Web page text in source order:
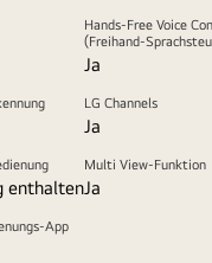
Hands-Free Voice
(Freihand-
Ja
LG Channels
Ja
enthalten
Multi View-Funktion
Ja
App